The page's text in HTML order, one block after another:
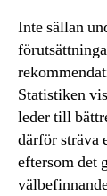
Inte sällan
Statistiken
leder till
därför sträva
eftersom det